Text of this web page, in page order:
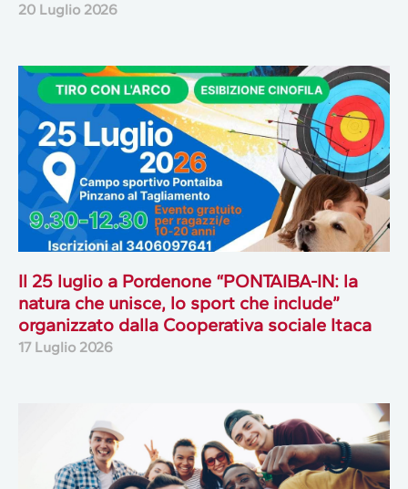
20 Luglio 2026
Il 25 luglio a Pordenone “PONTAIBA-IN: la
natura che unisce, lo sport che include”
organizzato dalla Cooperativa sociale Itaca
17 Luglio 2026